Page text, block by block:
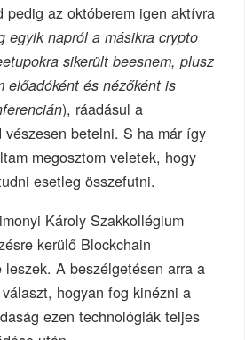
pedig az októberem igen aktívra
egyik napról a másikra crypto
sikerült beesnem, plusz
előadóként és nézőként is
), ráadásul a
vészesen betelni. S ha már így
megosztom veletek, hogy
esetleg összefutni.
Károly Szakkollégium
kerülő Blockchain
leszek. A beszélgetésen arra a
hogyan fog kinézni a
ezen technológiák teljes